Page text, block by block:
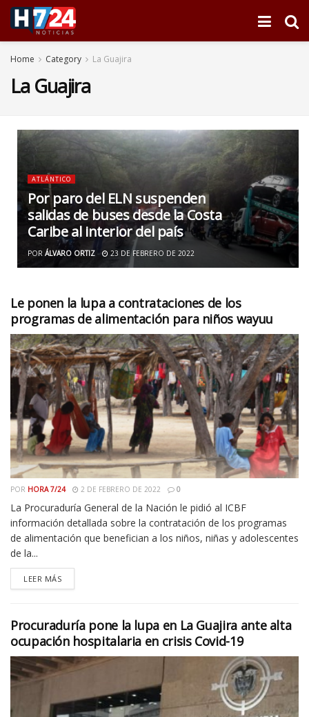
Home Category La Guajira
La Guajira
ATLÁNTICO
Por paro del ELN suspenden
salidas de buses desde la Costa
Caribe al interior del país
POR ÁLVARO ORTIZ 23 DE FEBRERO DE 2022
Le ponen la lupa a contrataciones de los
programas de alimentación para niños wayuu
POR HORA 7/24 2 DE FEBRERO DE 2022 0
La Procuraduría General de la Nación le pidió al ICBF
información detallada sobre la contratación de los programas
de alimentación que benefician a los niños, niñas y adolescentes
de la...
LEER MÁS
Procuraduría pone la lupa en La Guajira ante alta
ocupación hospitalaria en crisis Covid-19